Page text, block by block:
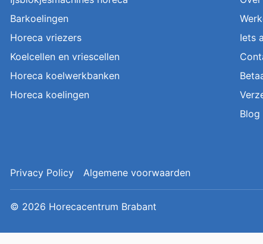
Barkoelingen
Horeca vriezers
Koelcellen en vriescellen
Horeca koelwerkbanken
Horeca koelingen
Iets
Blog
Privacy Policy Algemene voorwaarden
© 2026 Horecacentrum Brabant